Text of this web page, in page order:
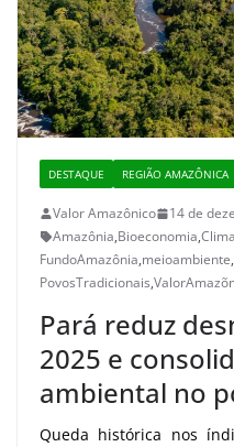
DESTAQUE REGIÃO AMAZÔNICA
Valor Amazônico 14 de
Amazônia,Bioeconomia,Clima
FundoAmazônia,meioambiente,
PovosTradicionais,
Pará reduz
2025 e
ambiental no
Queda histórica nos